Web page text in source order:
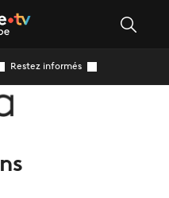
Restez informés